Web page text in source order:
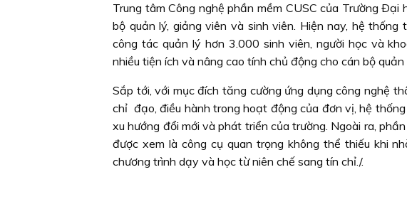
Trung tâm Công nghệ phần mềm CUSC của Trường
bộ quản lý, giảng viên và sinh viên. Hiện nay, hệ
công tác quản lý hơn 3.000 sinh viên, người học và
nhiều tiện ích và nâng cao tính chủ động cho cán bộ
Sắp tới, với mục đích tăng cường ứng dụng công nghệ
chỉ đạo, điều hành trong hoạt động của đơn vị, hệ
xu hướng đổi mới và phát triển của trường. Ngoài ra,
được xem là công cụ quan trọng không thể thiếu khi
chương trình dạy và học từ niên chế sang tín chỉ./.